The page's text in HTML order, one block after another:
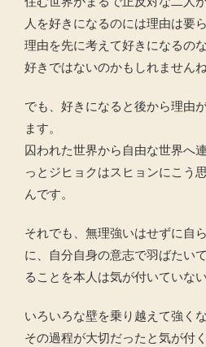
人を好きになるのには理由は要ら
理由を先に考えて好きになるの
好きではないのかもしれませんね
でも、好きになると後から理由
ます。
囚われた世界から自由な世界へ
っとジヒョクはスヒョンにこう
んです。
それでも、無理強いはせずに自
に、自分自身の意志で羽ばたい
ることを本人は気が付いていな
いろいろな壁を乗り越えて強くな
その過程が大切だったと気が付